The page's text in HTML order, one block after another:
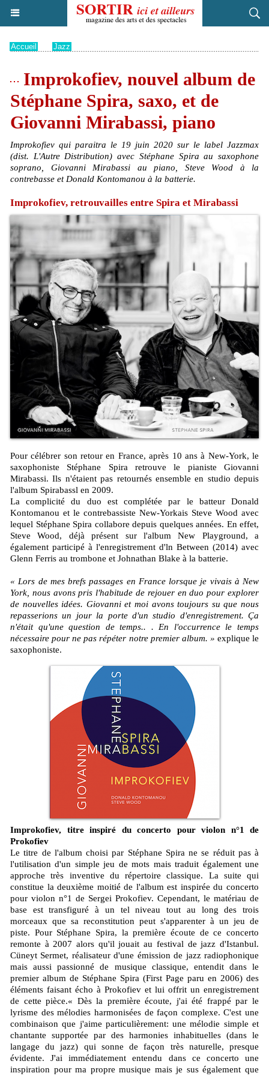
Accueil Jazz
Improkofiev, nouvel album de
Stéphane Spira, saxo, et de
Giovanni Mirabassi, piano
Improkofiev qui paraitra le 19 juin 2020 sur le label Jazzmax
(dist. L'Autre Distribution) avec Stéphane Spira au saxophone
soprano, Giovanni Mirabassi au piano, Steve Wood à la
contrebasse et Donald Kontomanou à la batterie.
Improkofiev, retrouvailles entre Spira et Mirabassi
Pour célébrer son retour en France, après 10 ans à New-York, le
saxophoniste Stéphane Spira retrouve le pianiste Giovanni
Mirabassi. Ils n'étaient pas retournés ensemble en studio depuis
l'album Spirabassl en 2009.
La complicité du duo est complétée par le batteur Donald
Kontomanou et le contrebassiste New-Yorkais Steve Wood avec
lequel Stéphane Spira collabore depuis quelques années. En effet,
Steve Wood, déjà présent sur l'album New Playground, a
également participé à l'enregistrement d'ln Between (2014) avec
Glenn Ferris au trombone et Johnathan Blake à la batterie.
« Lors de mes brefs passages en France lorsque je vivais à New
York, nous avons pris l'habitude de rejouer en duo pour explorer
de nouvelles idées. Giovanni et moi avons toujours su que nous
repasserions un jour la porte d'un studio d'enregistrement. Ça
n'était qu'une question de temps.. . En l'occurrence le temps
nécessaire pour ne pas répéter notre premier album. » explique le
saxophoniste.
Improkofiev, titre inspiré du concerto pour violon n°1 de
Prokofiev
Le titre de l'album choisi par Stéphane Spira ne se réduit pas à
l'utilisation d'un simple jeu de mots mais traduit également une
approche très inventive du répertoire classique. La suite qui
constitue la deuxième moitié de l'album est inspirée du concerto
pour violon n°1 de Sergei Prokofiev. Cependant, le matériau de
base est transfiguré à un tel niveau tout au long des trois
morceaux que sa reconstitution peut s'apparenter à un jeu de
piste. Pour Stéphane Spira, la première écoute de ce concerto
remonte à 2007 alors qu'il jouait au festival de jazz d'Istanbul.
Cüneyt Sermet, réalisateur d'une émission de jazz radiophonique
mais aussi passionné de musique classique, entendit dans le
premier album de Stéphane Spira (First Page paru en 2006) des
éléments faisant écho à Prokofiev et lui offrit un enregistrement
de cette pièce.« Dès la première écoute, j'ai été frappé par le
lyrisme des mélodies harmonisées de façon complexe. C'est une
combinaison que j'aime particulièrement: une mélodie simple et
chantante supportée par des harmonies inhabituelles (dans le
langage du jazz) qui sonne de façon très naturelle, presque
évidente. J'ai immédiatement entendu dans ce concerto une
inspiration pour ma propre musique mais je sus également que